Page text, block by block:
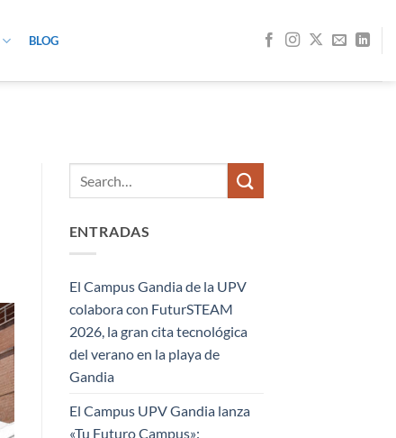
BLOG
ENTRADAS
El Campus Gandia de la UPV
colabora con FuturSTEAM
2026, la gran cita tecnológica
del verano en la playa de
Gandia
El Campus UPV Gandia lanza
«Tu Futuro Campus»: